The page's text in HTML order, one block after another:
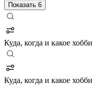
Показать 6
Куда, когда и какое
Куда, когда и какое